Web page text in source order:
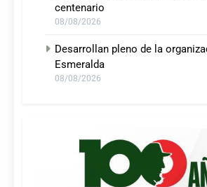
centenario
08/08/2026
Desarrollan pleno de la
Esmeralda
08/08/2026